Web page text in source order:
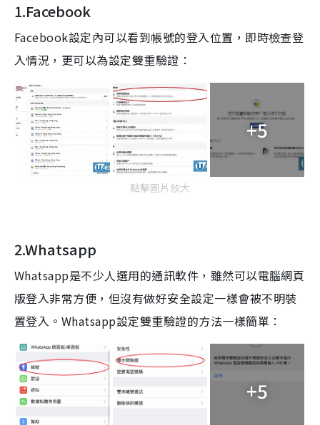
1.Facebook
Facebook設定內可以看到帳號的登入位置，即時檢查登
入情況，更可以為設定雙重驗證：
+5
點擊圖片放大
2.Whatsapp
Whatsapp是不少人選用的通訊軟件，雖然可以電腦網頁
版登入非常方便，但沒有做好安全設定一樣會被不明裝
置登入。Whatsapp設定雙重驗證的方法一樣簡單：
+5